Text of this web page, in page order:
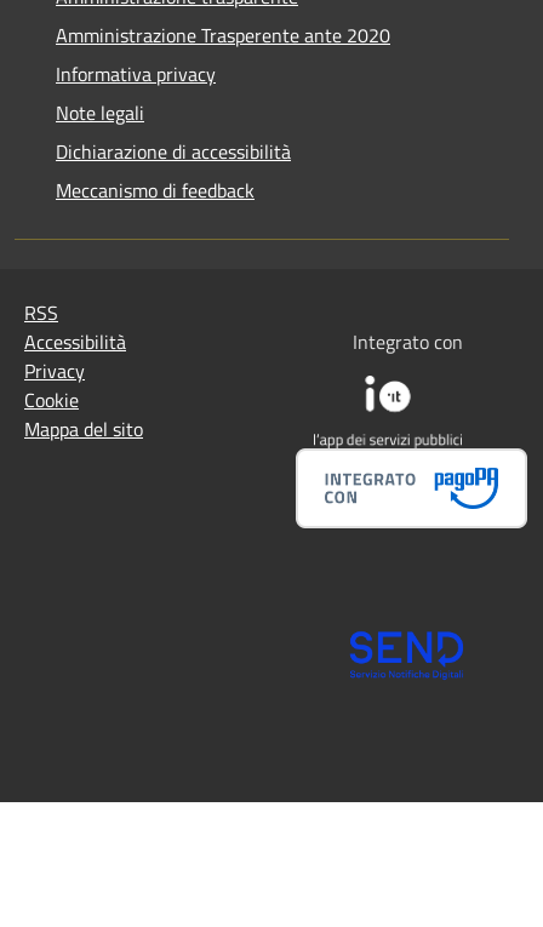
Amministrazione Trasperente ante 2020
Informativa privacy
Note legali
Dichiarazione di accessibilità
Meccanismo di feedback
RSS
Accessibilità
Privacy
Cookie
Mappa del sito
Integrato con